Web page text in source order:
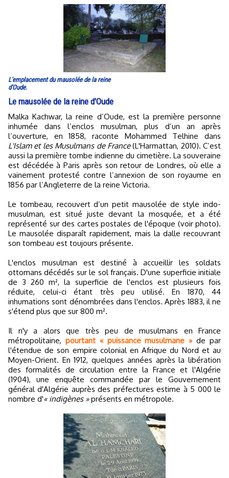
L'emplacement du mausolée de la reine
d'Oude.
Le mausolée de la reine d'Oude
Malka Kachwar, la reine d’Oude, est la première personne
inhumée dans l’enclos musulman, plus d’un an après
l’ouverture, en 1858, raconte Mohammed Telhine dans
L'Islam et les Musulmans de France(L'Harmattan, 2010). C’est
aussi la première tombe indienne du cimetière. La souveraine
est décédée à Paris après son retour de Londres, où elle a
vainement protesté contre l’annexion de son royaume en
1856 par l’Angleterre de la reine Victoria.
Le tombeau, recouvert d’un petit mausolée de style indo-
musulman, est situé juste devant la mosquée, et a été
représenté sur des cartes postales de l'époque (voir photo).
Le mausolée disparaît rapidement, mais la dalle recouvrant
son tombeau est toujours présente.
L'enclos musulman est destiné à accueillir les soldats
ottomans décédés sur le sol français. D'une superficie initiale
de 3 260 m², la superficie de l'enclos est plusieurs fois
réduite, celui-ci étant très peu utilisé. En 1870, 44
inhumations sont dénombrées dans l'enclos. Après 1883, il ne
s'étend plus que sur 800 m².
Il n'y a alors que très peu de musulmans en France
métropolitaine, pourtant « puissance musulmane »de par
l'étendue de son empire colonial en Afrique du Nord et au
Moyen-Orient. En 1912, quelques années après la libération
des formalités de circulation entre la France et l'Algérie
(1904), une enquête commandée par le Gouvernement
général d'Algérie auprès des préfectures estime à 5 000 le
nombre d'« indigènes »présents en métropole.